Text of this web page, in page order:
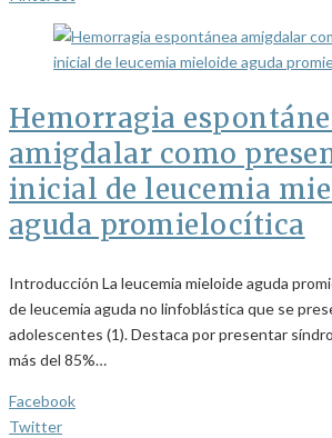
Hemorragia
amigdalar como
inicial de leucemia
aguda promielocítica
Introducción La leucemia mieloide aguda
de leucemia aguda no linfoblástica que se
adolescentes (1). Destaca por presentar
más del 85%…
Facebook
Twitter